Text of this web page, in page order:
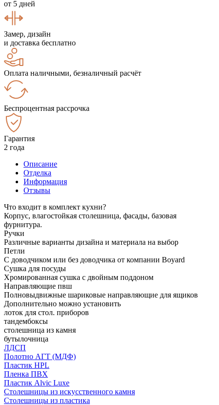
от 5 дней
Замер, дизайн
и доставка бесплатно
Оплата наличными, безналичный расчёт
Беспроцентная рассрочка
Гарантия
2 года
Описание
Отделка
Информация
Отзывы
Что входит в комплект кухни?
Корпус, влагостойкая столешница, фасады, базовая
фурнитура.
Ручки
Различные варианты дизайна и материала на выбор
Петли
С доводчиком или без доводчика от компании Boyard
Сушка для посуды
Хромированная сушка с двойным поддоном
Направляющие пвш
Полновыдвижные шариковые направляющие для ящиков
Дополнительно можно установить
лоток для стол. приборов
тандембоксы
столешница из камня
бутылочница
ЛДСП
Полотно АГТ (МДФ)
Пластик HPL
Пленка ПВХ
Пластик Alvic Luxe
Столешницы из искусственного камня
Столешницы из пластика